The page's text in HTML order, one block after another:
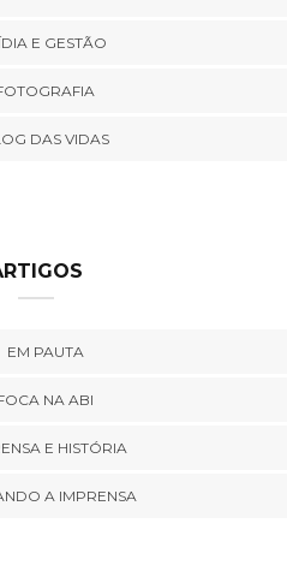
E GESTÃO
DAS VIDAS
EM PAUTA
NA ABI
E HISTÓRIA
A IMPRENSA